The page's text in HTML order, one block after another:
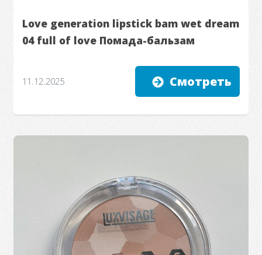
Love generation lipstick bam wet dream
04 full of love Помада-бальзам
11.12.2025 Смотреть